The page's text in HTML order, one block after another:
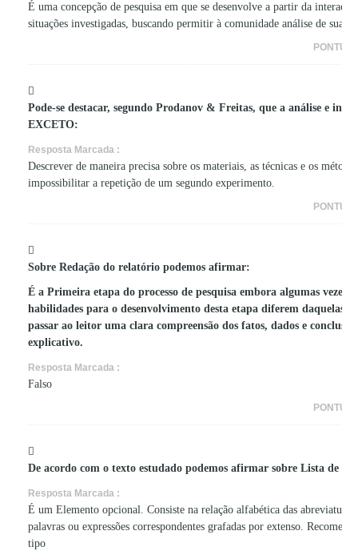
É uma concepção de pesquisa em que se desenvolve a partir da
situações investigadas, buscando permitir à comunidade análise de sua
Pode-se destacar, segundo Prodanov & Freitas, que a análise e
EXCETO:
Resposta Marcada :
Descrever de maneira precisa sobre os materiais, as técnicas e os
impossibilitar a repetição de um segundo experimento.
Sobre Redação do relatório podemos afirmar:
É a Primeira etapa do processo de pesquisa embora algumas vezes
habilidades para o desenvolvimento desta etapa diferem daquelas
passar ao leitor uma clara compreensão dos fatos, dados e
explicativo.
Resposta Marcada :
Falso
De acordo com o texto estudado podemos afirmar sobre Lista de
Resposta Marcada :
É um Elemento opcional. Consiste na relação alfabética das
palavras ou expressões correspondentes grafadas por extenso.
tipo